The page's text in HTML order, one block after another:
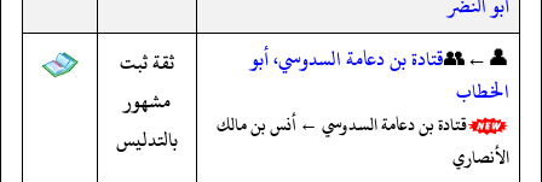
👤←👥قتادة بن دعامة السدوسي، أبو
الخطاب
قتادة بن دعامة السدوسي ← أنس بن مالك
الأنصاري
ثقة ثبت
مشهور
بالتدليس